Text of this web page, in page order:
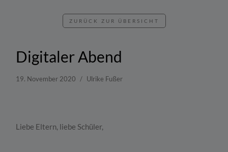
ZURÜCK ZUR ÜBERSICHT
Digitaler Abend
19. November 2020 Ulrike Fußer
Liebe Eltern, liebe Schüler,